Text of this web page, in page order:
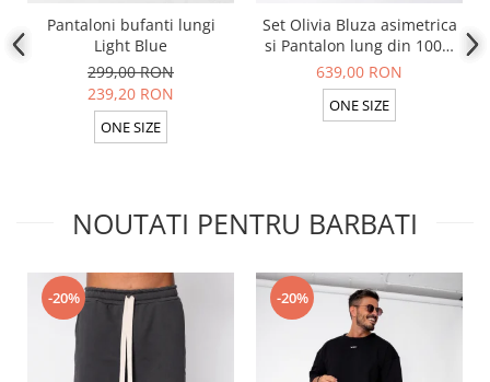
Pantaloni bufanti lungi
Light Blue
299,00 RON
239,20 RON
ONE SIZE
Set Olivia Bluza asimetrica
si Pantalon lung din 100%
in Light Olive
639,00 RON
ONE SIZE
NOUTATI PENTRU BARBATI
-20% -20%